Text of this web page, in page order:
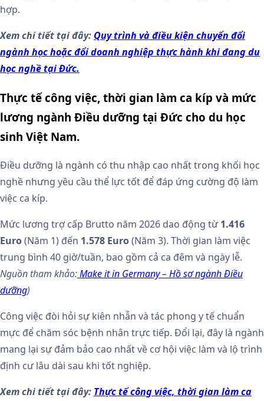
hợp.
Xem chi tiết tại đây: Quy trình và điều kiện chuyển đổi
ngành học hoặc đổi doanh nghiệp thực hành khi đang du
học nghề tại Đức.
Thực tế công việc, thời gian làm ca kíp và mức
lương ngành Điều dưỡng tại Đức cho du học
sinh Việt Nam.
Điều dưỡng là ngành có thu nhập cao nhất trong khối học
nghề nhưng yêu cầu thể lực tốt để đáp ứng cường độ làm
việc ca kíp.
Mức lương trợ cấp Brutto năm 2026 dao động từ1.416
Euro(Năm 1) đến 1.578 Euro(Năm 3). Thời gian làm việc
trung bình 40 giờ/tuần, bao gồm cả ca đêm và ngày lễ.
Nguồn tham khảo:Make it in Germany – Hồ sơ ngành Điều
dưỡng)
Công việc đòi hỏi sự kiên nhẫn và tác phong y tế chuẩn
mực để chăm sóc bệnh nhân trực tiếp. Đổi lại, đây là ngành
mang lại sự đảm bảo cao nhất về cơ hội việc làm và lộ trình
định cư lâu dài sau khi tốt nghiệp.
Xem chi tiết tại đây: Thực tế công việc, thời gian làm ca